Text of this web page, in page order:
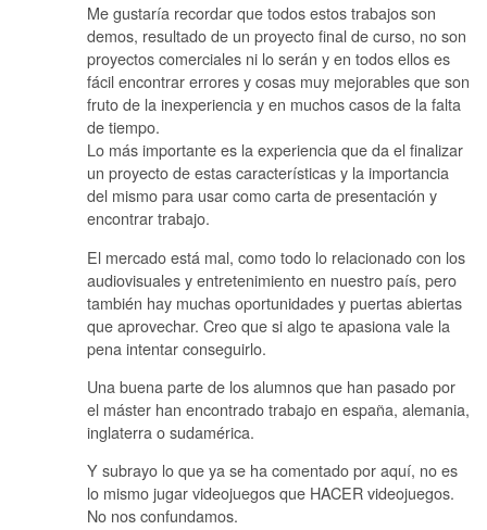
Me gustaría recordar que todos estos trabajos son
demos, resultado de un proyecto final de curso, no son
proyectos comerciales ni lo serán y en todos ellos es
fácil encontrar errores y cosas muy mejorables que son
fruto de la inexperiencia y en muchos casos de la falta
de tiempo.
Lo más importante es la experiencia que da el finalizar
un proyecto de estas características y la importancia
del mismo para usar como carta de presentación y
encontrar trabajo.
El mercado está mal, como todo lo relacionado con los
audiovisuales y entretenimiento en nuestro país, pero
también hay muchas oportunidades y puertas abiertas
que aprovechar. Creo que si algo te apasiona vale la
pena intentar conseguirlo.
Una buena parte de los alumnos que han pasado por
el máster han encontrado trabajo en españa, alemania,
inglaterra o sudamérica.
Y subrayo lo que ya se ha comentado por aquí, no es
lo mismo jugar videojuegos que HACER videojuegos.
No nos confundamos.